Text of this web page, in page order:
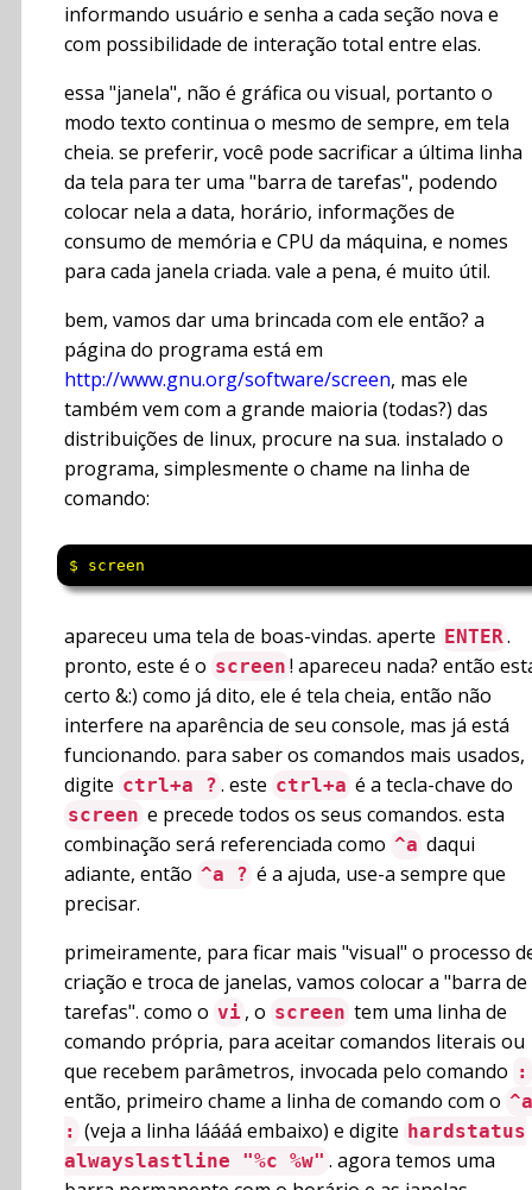
informando usuário e senha a cada seção nova e
com possibilidade de interação total entre elas.
essa "janela", não é gráfica ou visual, portanto o
modo texto continua o mesmo de sempre, em tela
cheia. se preferir, você pode sacrificar a última linha
da tela para ter uma "barra de tarefas", podendo
colocar nela a data, horário, informações de
consumo de memória e CPU da máquina, e nomes
para cada janela criada. vale a pena, é muito útil.
bem, vamos dar uma brincada com ele então? a
página do programa está em
http://www.gnu.org/software/screen, mas ele
também vem com a grande maioria (todas?) das
distribuições de linux, procure na sua. instalado o
programa, simplesmente o chame na linha de
comando:
$ screen
apareceu uma tela de boas-vindas. aperte ENTER.
pronto, este é o screen ! apareceu nada? então
certo &:) como já dito, ele é tela cheia, então não
interfere na aparência de seu console, mas já está
funcionando. para saber os comandos mais usados,
digite ctrl+a ? . este ctrl+a é a tecla-chave do
screen e precede todos os seus comandos. esta
combinação será referenciada como ^a daqui
adiante, então ^a ? é a ajuda, use-a sempre que
precisar.
primeiramente, para ficar mais "visual" o processo
criação e troca de janelas, vamos colocar a "barra de
tarefas". como o vi , o screen tem uma linha de
comando própria, para aceitar comandos literais ou
que recebem parâmetros, invocada pelo comando :
então, primeiro chame a linha de comando com o ^a
: (veja a linha láááá embaixo) e digite hardstatus
alwayslastline "%c %w" . agora temos uma